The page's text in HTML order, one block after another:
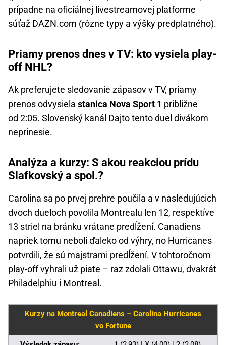
prípadne na oficiálnej livestreamovej platforme
súťaž DAZN.com (rôzne typy a výšky predplatného).
Priamy prenos dnes v TV: kto vysiela play-
off NHL?
Ak preferujete sledovanie zápasov v TV, priamy
prenos odvysiela stanica Nova Sport 1 približne
od 2:05. Slovenský kanál Dajto tento duel divákom
neprinesie.
Analýza a kurzy: S akou reakciou prídu
Slafkovský a spol.?
Carolina sa po prvej prehre poučila a v nasledujúcich
dvoch dueloch povolila Montrealu len 12, respektíve
13 striel na bránku vrátane predĺžení. Canadiens
napriek tomu neboli ďaleko od výhry, no Hurricanes
potvrdili, že sú majstrami predĺžení. V tohtoročnom
play-off vyhrali už piate – raz zdolali Ottawu, dvakrát
Philadelphiu i Montreal.
Kurzy na Montreal Canadiens – Carolina Hurricanes
vo Fortune